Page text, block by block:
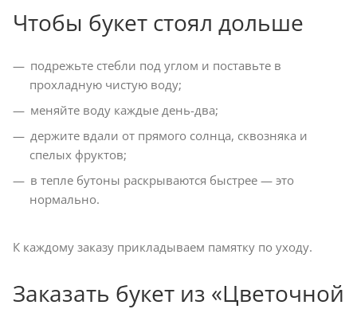
Чтобы букет стоял дольше
подрежьте стебли под углом и поставьте в
прохладную чистую воду;
меняйте воду каждые день-два;
держите вдали от прямого солнца, сквозняка и
спелых фруктов;
в тепле бутоны раскрываются быстрее — это
нормально.
К каждому заказу прикладываем памятку по уходу.
Заказать букет из «Цветочной